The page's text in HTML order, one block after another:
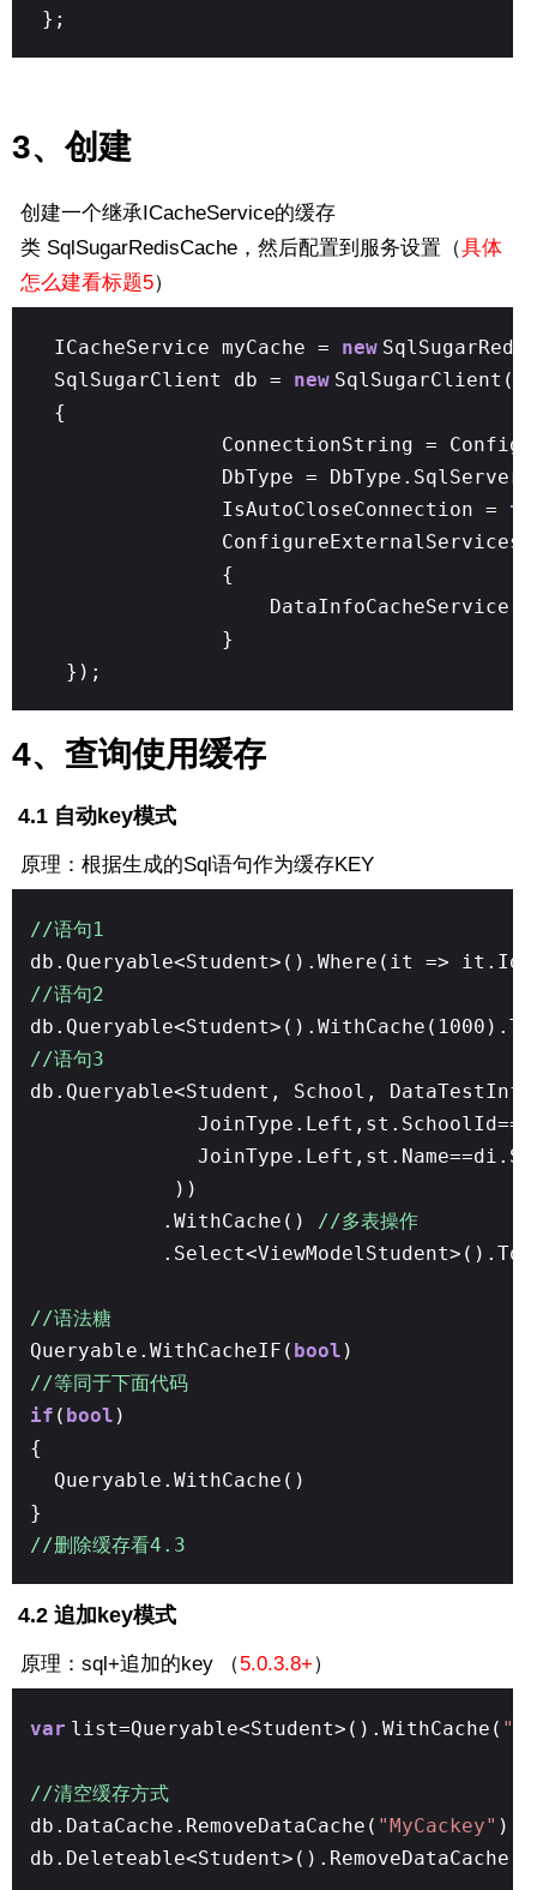
};
3、创建
创建一个继承ICacheService的缓存
类 SqlSugarRedisCache，然后配置到服务设置（具体
怎么建看标题5）
ICacheService myCache = new
SqlSugarClient db = new SqlSugarClient(
{
ConnectionString =
DbType = DbType.SqlServer,
IsAutoCloseConnection =
{
DataInfoCacheService
}
});
4、查询使用缓存
4.1 自动key模式
原理：根据生成的Sql语句作为缓存KEY
//语句1
db.Queryable<Student>().Where(it =>
//语句2
//语句3
db.Queryable<Student, School,
))
.WithCache() //多表操作
//语法糖
Queryable.WithCacheIF( bool )
//等同于下面代码
if ( bool )
{
Queryable.WithCache()
}
//删除缓存看4.3
4.2 追加key模式
原理：sql+追加的key （5.0.3.8+）
var list=Queryable<Student>().WithCache(
//清空缓存方式
db.DataCache.RemoveDataCache( "MyCackey" );
db.Deleteable<Student>().RemoveDataCache(